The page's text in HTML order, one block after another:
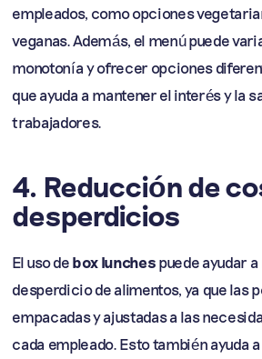
empleados, como opciones
veganas. Además, el menú puede
monotonía y ofrecer opciones
que ayuda a mantener el interés y la
trabajadores.
4. Reducción de
desperdicios
El uso de box lunches puede ayudar
desperdicio de alimentos, ya que las
empacadas y ajustadas a las
cada empleado. Esto también ayuda